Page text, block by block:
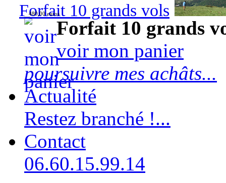
Forfait 10 grands vols
480,00 euros
Forfait 10 grands
voir mon panier
poursuivre mes achâts...
Actualité
Restez branché !...
Contact
06.60.15.99.14